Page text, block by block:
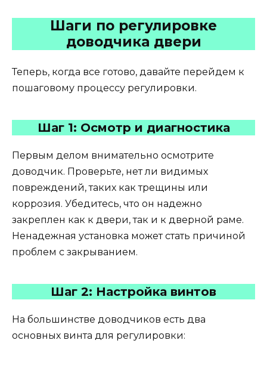
Шаги по регулировке
доводчика двери
Теперь, когда все готово, давайте перейдем к
пошаговому процессу регулировки.
Шаг 1: Осмотр и диагностика
Первым делом внимательно осмотрите
доводчик. Проверьте, нет ли видимых
повреждений, таких как трещины или
коррозия. Убедитесь, что он надежно
закреплен как к двери, так и к дверной раме.
Ненадежная установка может стать причиной
проблем с закрыванием.
Шаг 2: Настройка винтов
На большинстве доводчиков есть два
основных винта для регулировки: